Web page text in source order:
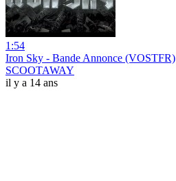
1:54
Iron Sky - Bande Annonce (VOSTFR)
SCOOTAWAY
il y a 14 ans